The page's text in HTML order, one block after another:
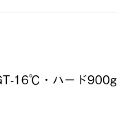
16℃・ハード900g